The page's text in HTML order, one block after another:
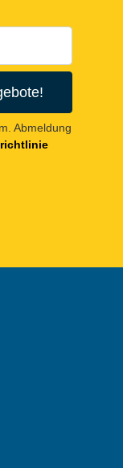
Abmeldung